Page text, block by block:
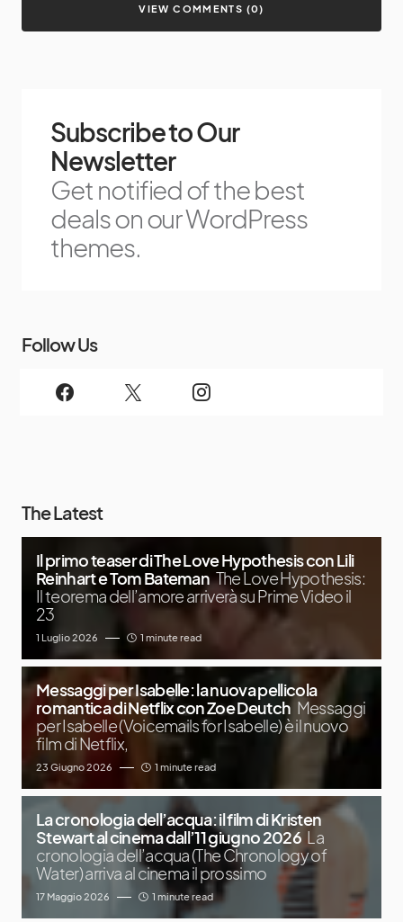
VIEW COMMENTS (0)
Subscribe to Our
Newsletter
Get notified of the best
deals on our WordPress
themes.
Follow Us
The Latest
Il primo teaser di The Love Hypothesis con Lili
Reinhart e Tom Bateman The Love Hypothesis:
Il teorema dell’amore arriverà su Prime Video il
23
1 Luglio 2026 1 minute read
Messaggi per Isabelle: la nuova pellicola
romantica di Netflix con Zoe Deutch Messaggi
per Isabelle (Voicemails for Isabelle) è il nuovo
film di Netflix,
23 Giugno 2026 1 minute read
La cronologia dell’acqua: il film di Kristen
Stewart al cinema dall’11 giugno 2026 La
cronologia dell’acqua (The Chronology of
Water) arriva al cinema il prossimo
17 Maggio 2026 1 minute read